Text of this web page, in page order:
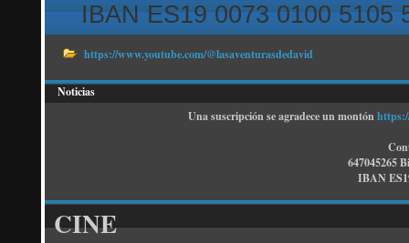
IBAN ES19 0073 0100 5105
https://www.youtube.com/@lasaventurasdedavid
Noticias
Una suscripción se agradece un montón
647045265
IBAN
CINE